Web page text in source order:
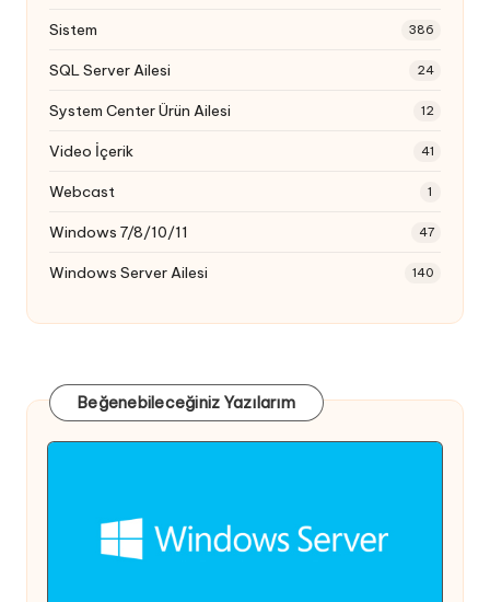
Sistem 386
SQL Server Ailesi 24
System Center Ürün Ailesi 12
Video İçerik 41
Webcast 1
Windows 7/8/10/11 47
Windows Server Ailesi 140
Beğenebileceğiniz Yazılarım